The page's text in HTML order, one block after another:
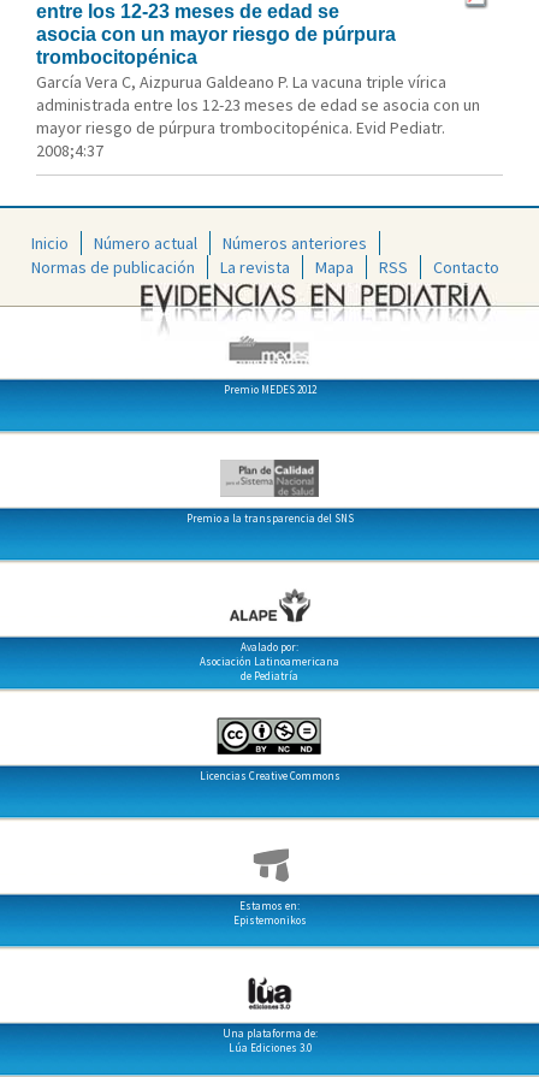
entre los 12-23 meses de edad se
asocia con un mayor riesgo de púrpura
trombocitopénica
García Vera C, Aizpurua Galdeano P. La vacuna triple vírica
administrada entre los 12-23 meses de edad se asocia con un
mayor riesgo de púrpura trombocitopénica. Evid Pediatr.
2008;4:37
Inicio Número actual
Números anteriores
Normas de publicación
La revista Mapa RSS Contacto
Premio MEDES 2012
Premio a la transparencia del SNS
Avalado por:
Asociación Latinoamericana
de Pediatría
Licencias Creative Commons
Estamos en:
Epistemonikos
Una plataforma de:
Lúa Ediciones 3.0